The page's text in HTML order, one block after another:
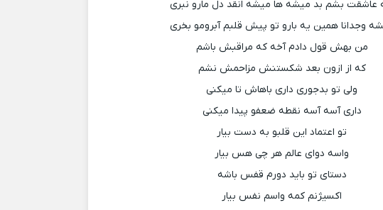
عاشقت بشم بد میشه ها میشه انقد دل مارو نبری
وجدانا همین یه بارو تو پیش قلبم آبرومو بخری
من بهش قول دادم آخه که مراقبش باشم
که از ازون بعد شکستنش مزاحمش نشم
ولی تو بدجوری داری باهاش تا میکنی
داری آسه آسه نقطه ضعفو پیدا میکنی
تو اعتماد این قلبو به دست بیار
واسه دوای عالم هر چی هس بیار
دستای تو باید دورم قفس باشه
اکسیژنم کمه واسم نفس بیار